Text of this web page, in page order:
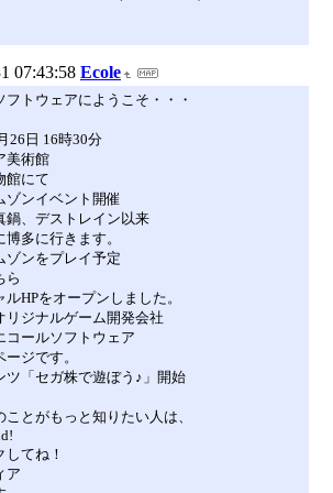
07:43:58 Ecole
フトウェアにようこそ・・・
26日 16時30分
美術館
館にて
ゾンイベント開催
鍋、デストレイン以来
博多に行きます。
ゾンをプレイ予定
ら
ルHPをオープンしました。
リジナルゲーム開発会社
コールソフトウェア
ジです。
ツ「セガ株で遊ぼう♪」開始
ことがもっと知りたい人は、
してね！
ア